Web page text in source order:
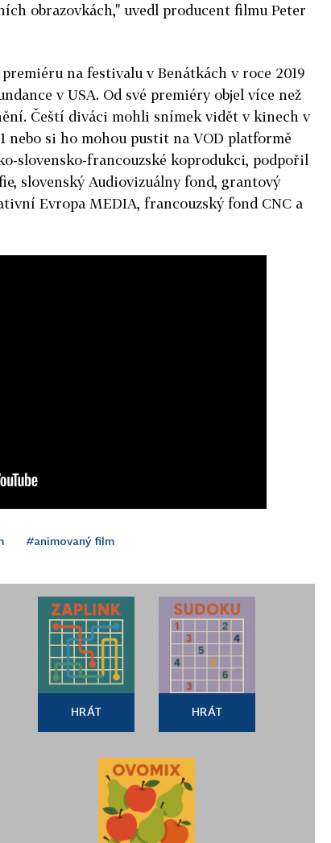
obrazovkách," uvedl producent filmu Peter
na festivalu v Benátkách v roce 2019
v USA. Od své premiéry objel více než
Čeští diváci mohli snímek vidět v kinech v
nebo si ho mohou pustit na VOD platformě
slovensko-francouzské koprodukci, podpořil
slovenský Audiovizuálny fond, grantový
Evropa MEDIA, francouzský fond CNC a
#animovaný film
HRÁT HRÁT